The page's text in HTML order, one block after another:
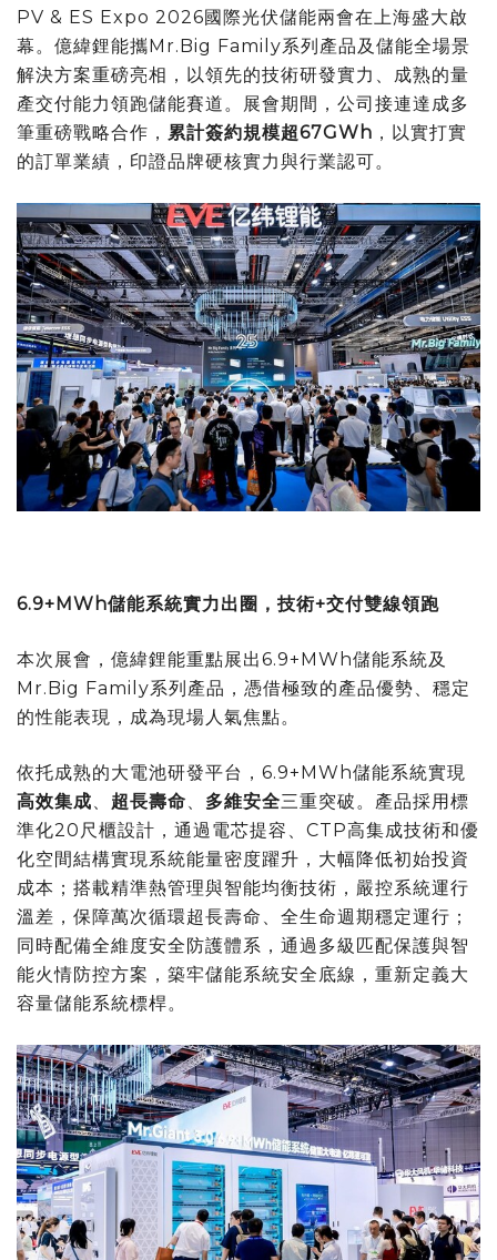
PV & ES Expo 2026國際光伏儲能兩會在上海盛大啟
幕。億緯鋰能攜Mr.Big Family系列產品及儲能全場景
解決方案重磅亮相，以領先的技術研發實力、成熟的量
產交付能力領跑儲能賽道。展會期間，公司接連達成多
筆重磅戰略合作， 累計簽約規模超67GWh ，以實打實
的訂單業績，印證品牌硬核實力與行業認可。
6.9+MWh儲能系統實力出圈，技術+交付雙線領跑
本次展會，億緯鋰能重點展出6.9+MWh儲能系統及
Mr.Big Family系列產品，憑借極致的產品優勢、穩定
的性能表現，成為現場人氣焦點。
依托成熟的大電池研發平台， 6.9+MWh儲能系統實現
高效集成、 超長壽命、 多維安全三重突破。產品採用標
準化20 尺櫃設計，通過電芯提容、 CTP高集成技術和優
化空間結構實現系統能量密度躍升，大幅降低初始投資
成本；搭載精準熱管理與智能均衡技術，嚴控系統運行
溫差，保障萬次循環超長壽命、全生命週期穩定運行；
同時配備全維度安全防護體系，通過多級匹配保護與智
能火情防控方案，築牢儲能系統安全底線，重新定義大
容量儲能系統標桿。